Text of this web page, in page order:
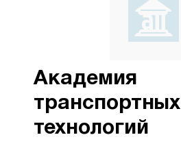
Академия
транспортных
технологий